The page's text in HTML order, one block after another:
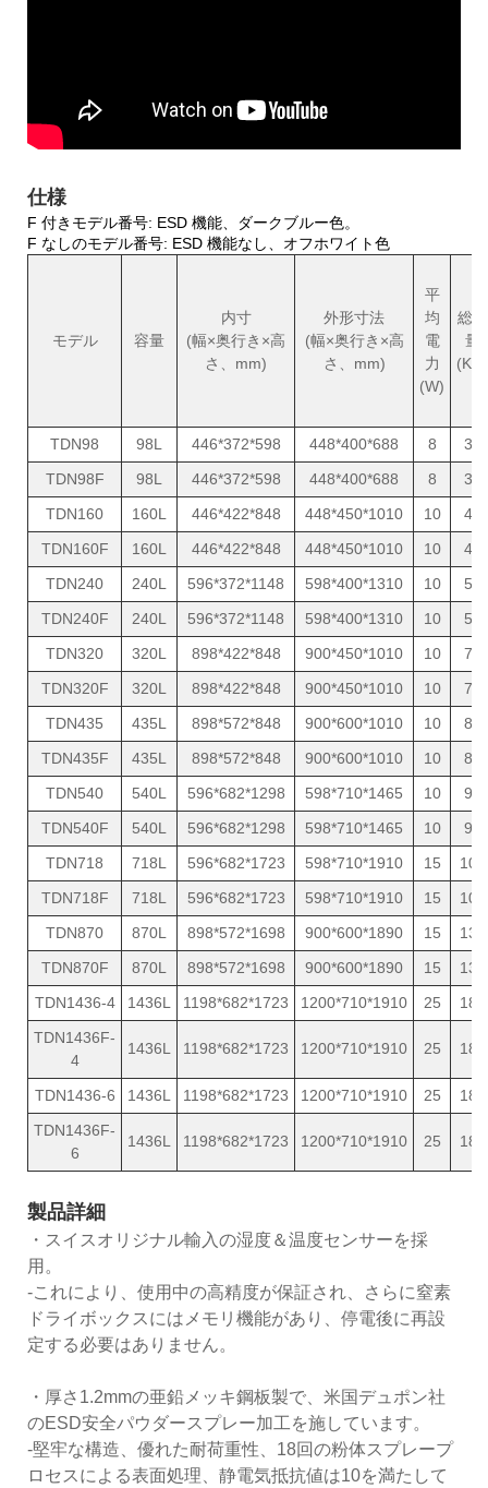
仕様
F 付きモデル番号: ESD 機能、ダークブルー色。
F なしのモデル番号: ESD 機能なし、オフホワイト色
モデル 容量
内寸
(幅×奥行き×高
さ、mm)
外形寸法
(幅×奥行き×高
さ、mm)
平
均
電
力
(W)
総重
量
(KG)
TDN98 98L 446*372*598 448*400*688 8
31
TDN98F
98L 446*372*598 448*400*688 8
31
TDN160
160L 446*422*848 448*450*1010 10
43
TDN160F
160L 446*422*848 448*450*1010 10
43
TDN240
240L 596*372*1148 598*400*1310 10
57
TDN240F
240L 596*372*1148 598*400*1310 10
57
TDN320
320L 898*422*848 900*450*1010 10
70
TDN320F
320L 898*422*848 900*450*1010 10
70
TDN435
435L 898*572*848 900*600*1010 10
82
TDN435F
435L 898*572*848 900*600*1010 10
82
TDN540
540L 596*682*1298 598*710*1465 10
95
TDN540F
540L 596*682*1298 598*710*1465 10
95
TDN718
718L 596*682*1723 598*710*1910 15
105
TDN718F
718L 596*682*1723 598*710*1910 15
105
TDN870
870L 898*572*1698 900*600*1890 15
130
TDN870F
870L 898*572*1698 900*600*1890 15
130
TDN1436-4
1436L 1198*682*1723 1200*710*1910 25
189
TDN1436F-
4
1436L 1198*682*1723 1200*710*1910 25 189
TDN1436-6 1436L 1198*682*1723 1200*710*1910 25
189
TDN1436F-
6
1436L 1198*682*1723 1200*710*1910 25 189
製品詳細
・スイスオリジナル輸入の湿度＆温度センサーを採
用。
-これにより、使用中の高精度が保証され、さらに窒素
ドライボックスにはメモリ機能があり、停電後に再設
定する必要はありません。
・厚さ1.2mmの亜鉛メッキ鋼板製で、米国デュポン社
のESD安全パウダースプレー加工を施しています。
-堅牢な構造、優れた耐荷重性、18回の粉体スプレープ
ロセスによる表面処理、静電気抵抗値は10を満たして